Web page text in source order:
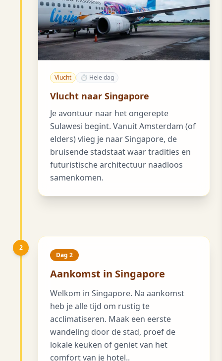
Vlucht ⏱ Hele dag
Vlucht naar Singapore
Je avontuur naar het ongerepte
Sulawesi begint. Vanuit Amsterdam (of
elders) vlieg je naar Singapore, de
bruisende stadstaat waar tradities en
futuristische architectuur naadloos
samenkomen.
2
Dag 2
Aankomst in Singapore
Welkom in Singapore. Na aankomst
heb je alle tijd om rustig te
acclimatiseren. Maak een eerste
wandeling door de stad, proef de
lokale keuken of geniet van het
comfort van je hotel..